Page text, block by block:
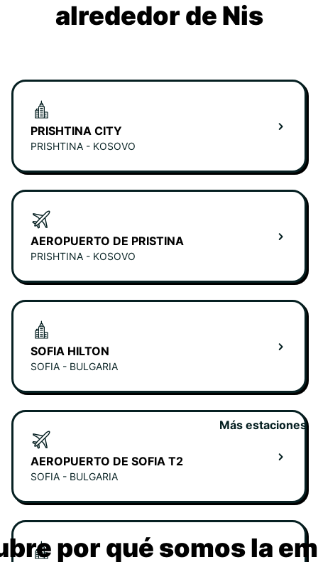
alrededor de Nis
PRISHTINA CITY
PRISHTINA - KOSOVO
AEROPUERTO DE PRISTINA
PRISHTINA - KOSOVO
SOFIA HILTON
SOFIA - BULGARIA
AEROPUERTO DE SOFIA T2
SOFIA - BULGARIA
Más estaciones
por qué somos la